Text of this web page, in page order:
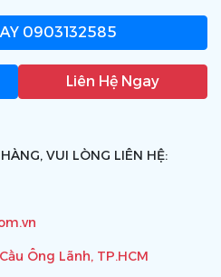
0903132585
Liên Hệ Ngay
VUI LÒNG LIÊN HỆ:
Ông Lãnh, TP.HCM